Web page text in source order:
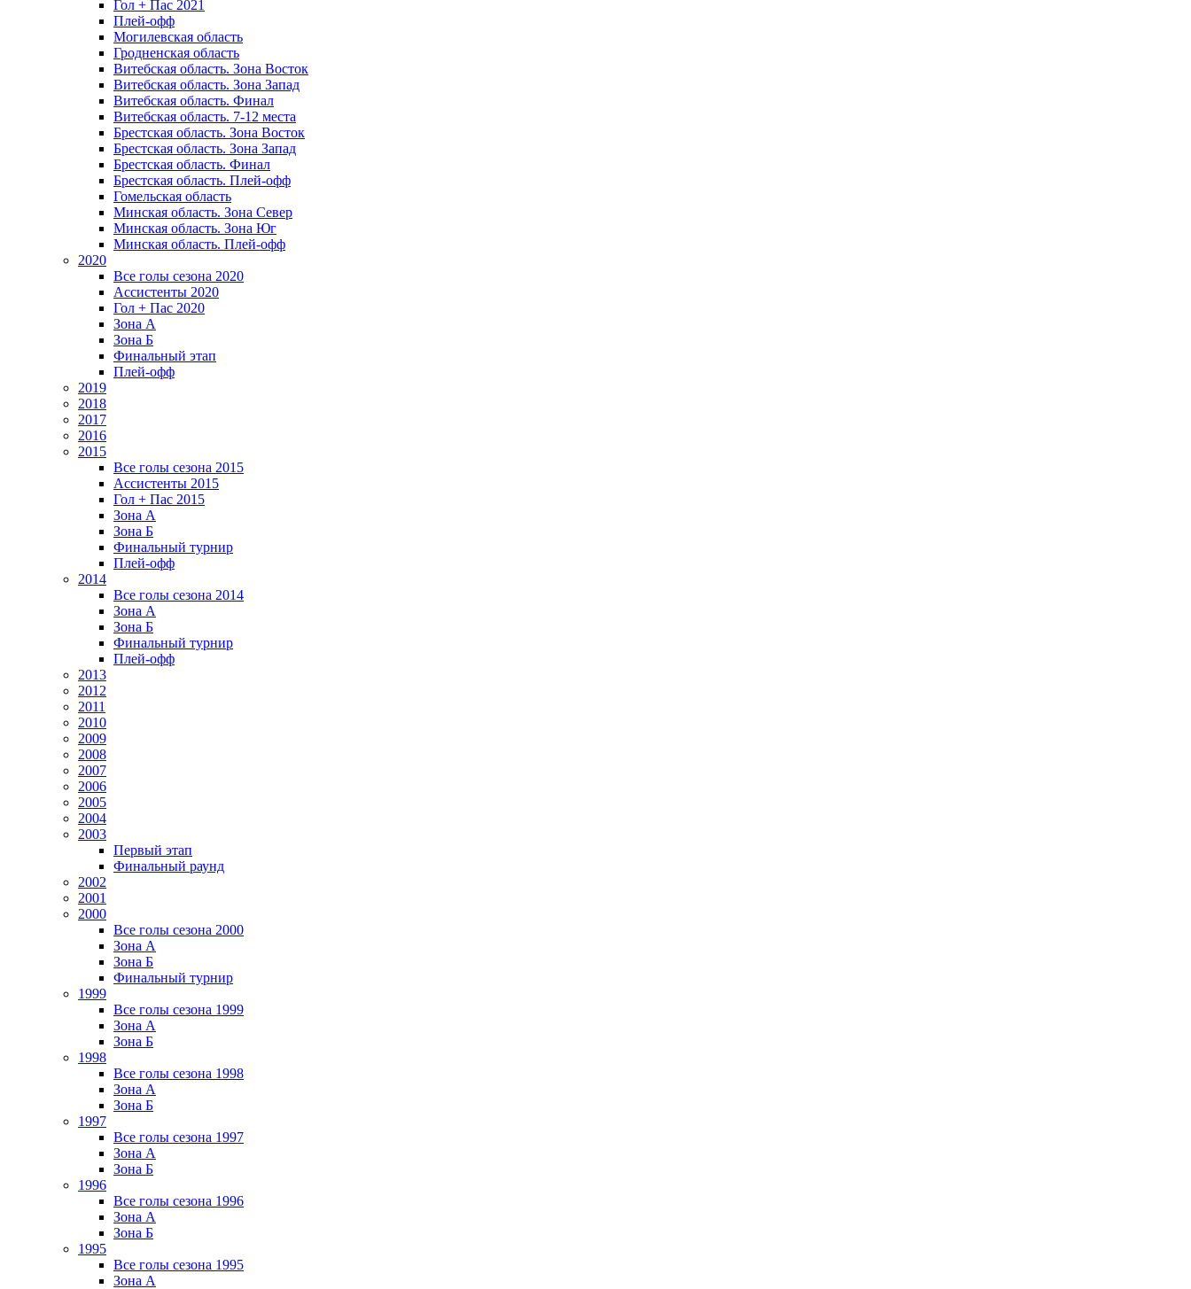
Гол + Пас 2021
Плей-офф
Могилевская область
Гродненская область
Витебская область. Зона Восток
Витебская область. Зона Запад
Витебская область. Финал
Витебская область. 7-12 места
Брестская область. Зона Восток
Брестская область. Зона Запад
Брестская область. Финал
Брестская область. Плей-офф
Гомельская область
Минская область. Зона Север
Минская область. Зона Юг
Минская область. Плей-офф
2020
Все голы сезона 2020
Ассистенты 2020
Гол + Пас 2020
Зона А
Зона Б
Финальный этап
Плей-офф
2019
2018
2017
2016
2015
Все голы сезона 2015
Ассистенты 2015
Гол + Пас 2015
Зона А
Зона Б
Финальный турнир
Плей-офф
2014
Все голы сезона 2014
Зона А
Зона Б
Финальный турнир
Плей-офф
2013
2012
2011
2010
2009
2008
2007
2006
2005
2004
2003
Первый этап
Финальный раунд
2002
2001
2000
Все голы сезона 2000
Зона А
Зона Б
Финальный турнир
1999
Все голы сезона 1999
Зона А
Зона Б
1998
Все голы сезона 1998
Зона А
Зона Б
1997
Все голы сезона 1997
Зона А
Зона Б
1996
Все голы сезона 1996
Зона А
Зона Б
1995
Все голы сезона 1995
Зона А